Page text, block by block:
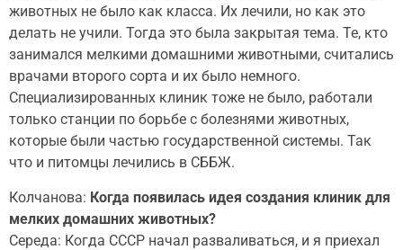
животных не было как класса. Их лечили, но как это
делать не учили. Тогда это была закрытая тема. Те, кто
занимался мелкими домашними животными, считались
врачами второго сорта и их было немного.
Специализированных клиник тоже не было, работали
только станции по борьбе с болезнями животных,
которые были частью государственной системы. Так
что и питомцы лечились в СББЖ.
Колчанова: Когда появилась идея создания клиник для
мелких домашних животных?
Середа: Когда СССР начал разваливаться, и я приехал